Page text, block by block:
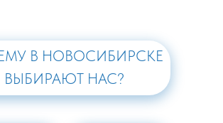
В НОВОСИБИРСКЕ
ВЫБИРАЮТ НАС?